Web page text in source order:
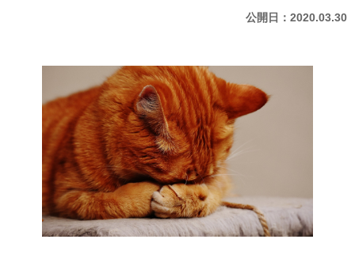
公開日：2020.03.30